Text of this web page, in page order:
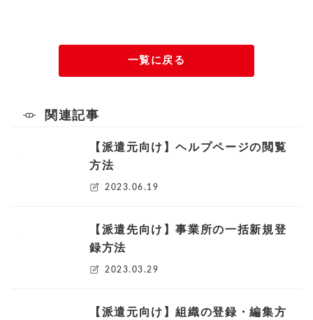
一覧に戻る
関連記事
【派遣元向け】ヘルプページの閲覧
方法
2023.06.19
【派遣先向け】事業所の一括新規登
録方法
2023.03.29
【派遣元向け】組織の登録・編集方